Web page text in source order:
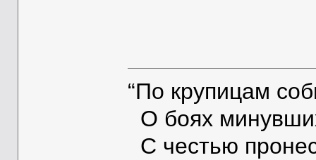
“По крупицам
О боях
С честью